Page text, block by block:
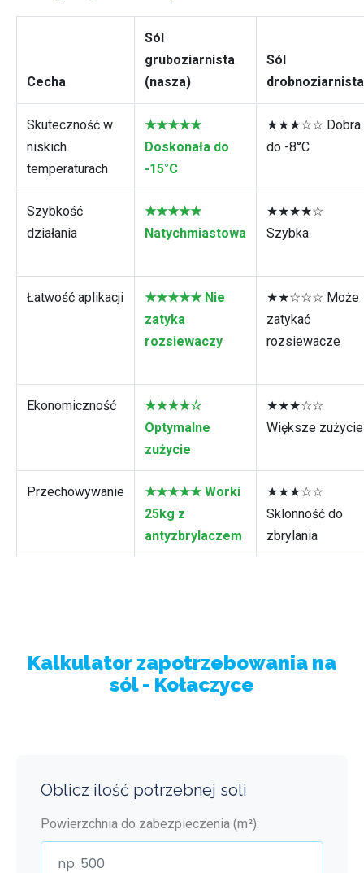
Cecha
Sól
gruboziarnista
(nasza)
Sól
drobnoziarnista
Skuteczność w
niskich
temperaturach
★★★★★
Doskonała do
-15°C
★★★☆☆ Dobra
do -8°C
Szybkość
działania
★★★★★
Natychmiastowa
★★★★☆
Szybka
Łatwość aplikacji
★★★★★ Nie
zatyka
rozsiewaczy
★★☆☆☆ Może
zatykać
rozsiewacze
Ekonomiczność
★★★★☆
Optymalne
zużycie
★★★☆☆
Większe zużycie
Przechowywanie
★★★★★ Worki
25kg z
antyzbrylaczem
★★★☆☆
Sklonność do
zbrylania
Kalkulator zapotrzebowania na
sól - Kołaczyce
Oblicz ilość potrzebnej soli
Powierzchnia do zabezpieczenia (m²):